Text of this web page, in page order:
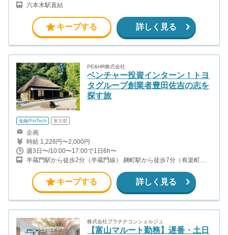
六本木駅直結
キープする 詳しく見る
PE&HR株式会社
ベンチャー投資インターン！トヨ
タグループ創業者豊田佐吉の志を
探す旅
金融/FinTech 東京都
企画
時給 1,226円〜2,000円
週3日〜/10:00〜17:00で1日6h〜
半蔵門駅から徒歩2分（半蔵門線） 麹町駅から徒歩7分（有楽町
キープする 詳しく見る
株式会社プラチナコンシェルジュ
【富山マルート勤務】遅番・土日